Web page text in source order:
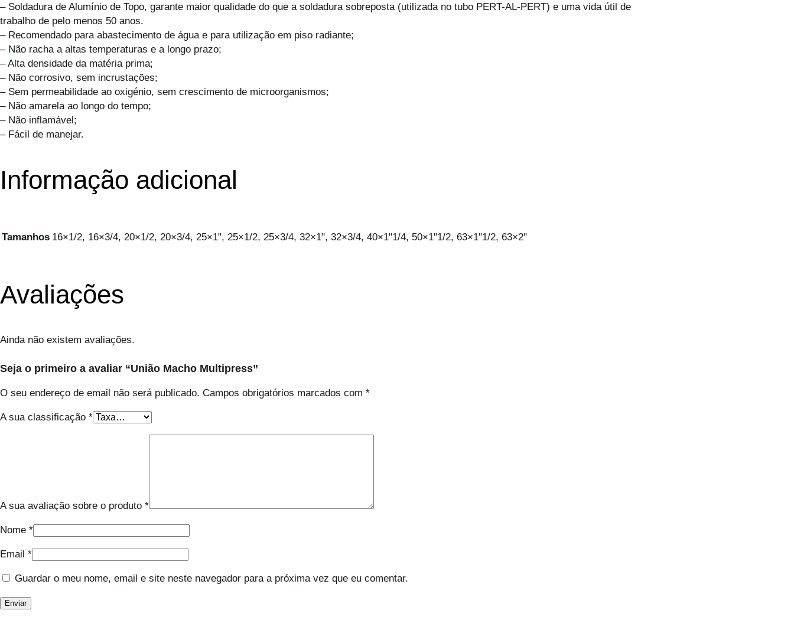
o
a
M
– Soldadura de Alumínio de Topo, garante maior qualidade do que a soldadura sobreposta (utilizada no tubo PERT-AL-PERT) e uma vida útil de
trabalho de pelo menos 50 anos.
– Recomendado para abastecimento de água e para utilização em piso radiante;
– Não racha a altas temperaturas e a longo prazo;
– Alta densidade da matéria prima;
– Não corrosivo, sem incrustações;
– Sem permeabilidade ao oxigénio, sem crescimento de microorganismos;
– Não amarela ao longo do tempo;
– Não inflamável;
– Fácil de manejar.
Informação adicional
Tamanhos 16×1/2, 16×3/4, 20×1/2, 20×3/4, 25×1", 25×1/2, 25×3/4, 32×1", 32×3/4, 40×1"1/4, 50×1"1/2, 63×1"1/2, 63×2"
Avaliações
Ainda não existem avaliações.
Seja o primeiro a avaliar “União Macho Multipress”
O seu endereço de email não será publicado. Campos obrigatórios marcados com *
A sua classificação *
A sua avaliação sobre o produto *
Nome *
Email *
Guardar o meu nome, email e site neste navegador para a próxima vez que eu comentar.